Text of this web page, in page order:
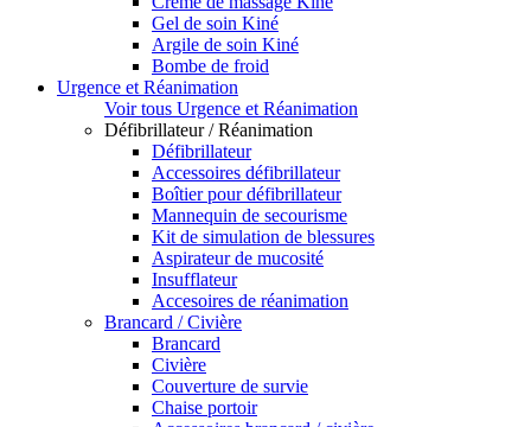
Gel de soin Kiné
Argile de soin Kiné
Bombe de froid
Urgence et Réanimation
Voir tous Urgence et Réanimation
Défibrillateur / Réanimation
Défibrillateur
Accessoires défibrillateur
Boîtier pour défibrillateur
Mannequin de secourisme
Kit de simulation de blessures
Aspirateur de mucosité
Insufflateur
Accesoires de réanimation
Brancard / Civière
Brancard
Civière
Couverture de survie
Chaise portoir